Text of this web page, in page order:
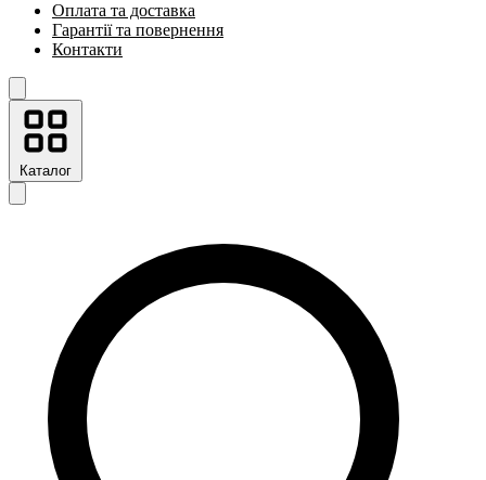
Оплата та доставка
Гарантії та повернення
Контакти
Каталог